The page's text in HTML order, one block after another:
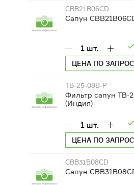
CBB21B06CD
Сапун
1 шт.
ЦЕНА ПО
TB-25-08B-P
Фильтр сапун TB-
(Индия)
1 шт.
ЦЕНА ПО
CBB31B08CD
Сапун